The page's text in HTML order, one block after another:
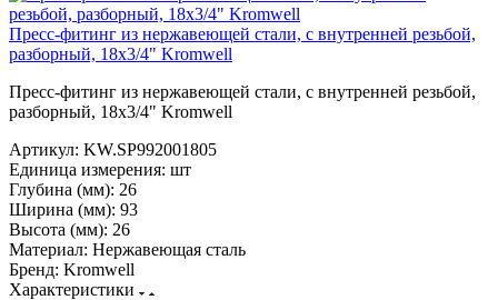
Пресс-фитинг из нержавеющей стали, с внутренней резьбой,
разборный, 18х3/4" Kromwell
Пресс-фитинг из нержавеющей стали, с внутренней резьбой,
разборный, 18х3/4" Kromwell
Артикул: KW.SP992001805
Единица измерения: шт
Глубина (мм): 26
Ширина (мм): 93
Высота (мм): 26
Материал: Нержавеющая сталь
Бренд: Kromwell
Характеристики